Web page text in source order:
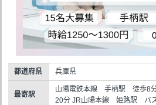
都道府県 兵庫県
最寄駅
山陽電鉄本線 手柄駅 徒歩8
20分 JR山陽本線 姫路駅 バ